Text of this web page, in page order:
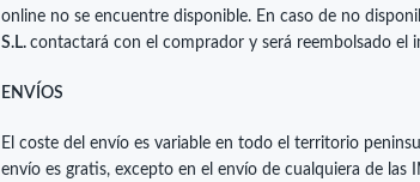
online no se encuentre disponible. En caso de no
S.L. contactará con el comprador y será reembolsado el
ENVÍOS
El coste del envío es variable en todo el territorio
envío es gratis, excepto en el envío de cualquiera de las